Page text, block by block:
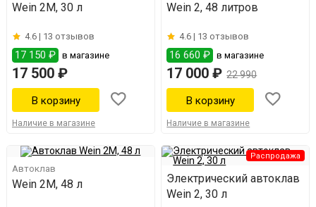
Wein 2M, 30 л
4.6 | 13 отзывов
17 150 ₽ в магазине
17 500 ₽
Наличие в магазине
Wein 2, 48 литров
4.6 | 13 отзывов
16 660 ₽ в магазине
17 000 ₽ 22 990
Наличие в магазине
Автоклав
Wein 2M, 48 л
Распродажа
Электрический автоклав
Wein 2, 30 л